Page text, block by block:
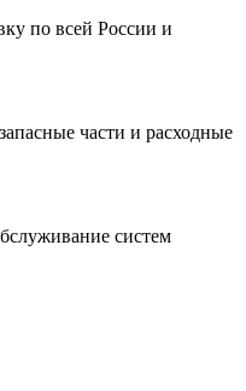
по всей России и
части и расходные
систем